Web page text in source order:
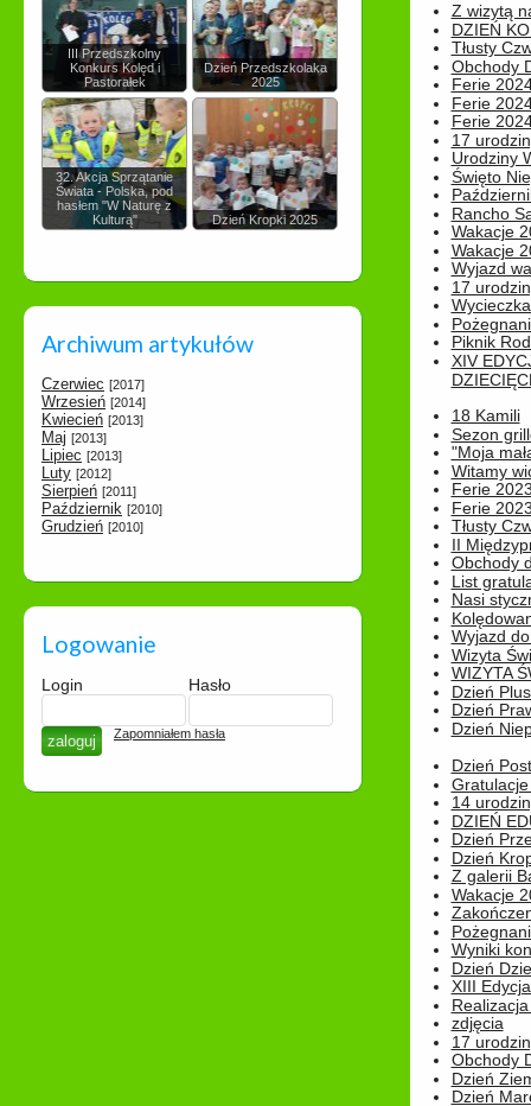
III Przedszkolny
Konkurs Kolęd i
Pastorałek
Dzień Przedszkolaka
2025
32. Akcja Sprzątanie
Świata - Polska, pod
hasłem "W Naturę z
Kulturą"
Dzień Kropki 2025
Archiwum artykułów
Czerwiec [2017]
Wrzesień [2014]
Kwiecień [2013]
Maj [2013]
Lipiec [2013]
Luty [2012]
Sierpień [2011]
Październik [2010]
Grudzień [2010]
Logowanie
Login Hasło
Zapomniałem hasła
Z wizytą
DZIEŃ
Tłusty
Obchody
Ferie
Ferie
Ferie
17
Urodziny
Święto
Rancho
Wakacje
Wakacje
Wyjazd
17
Piknik
XIV
18 Kamili
Sezon
"Moja
Witamy
Ferie
Ferie
Tłusty
II
Obchody
List
Nasi
Wyjazd
Wizyta
WIZYTA
Dzień
Dzień
Dzień
Dzień
14
DZIEŃ
Dzień
Dzień
Z galerii
Wakacje
Wyniki
Dzień
XIII
zdjęcia
17
Obchody
Dzień
Dzień